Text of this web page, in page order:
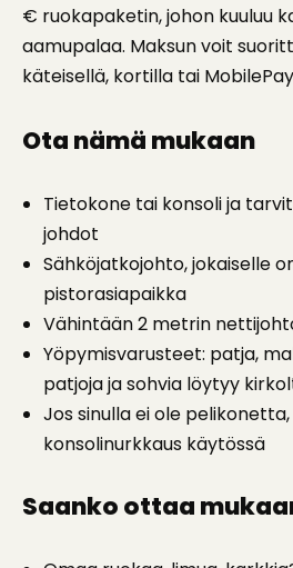
€ ruokapaketin, johon kuuluu
aamupalaa. Maksun voit
käteisellä, kortilla tai
Ota nämä mukaan
Tietokone tai konsoli ja
johdot
Sähköjatkojohto, jokaiselle
pistorasiapaikka
Vähintään 2 metrin
Yöpymisvarusteet: patja,
patjoja ja sohvia löytyy
Jos sinulla ei ole
konsolinurkkaus käytössä
Saanko ottaa